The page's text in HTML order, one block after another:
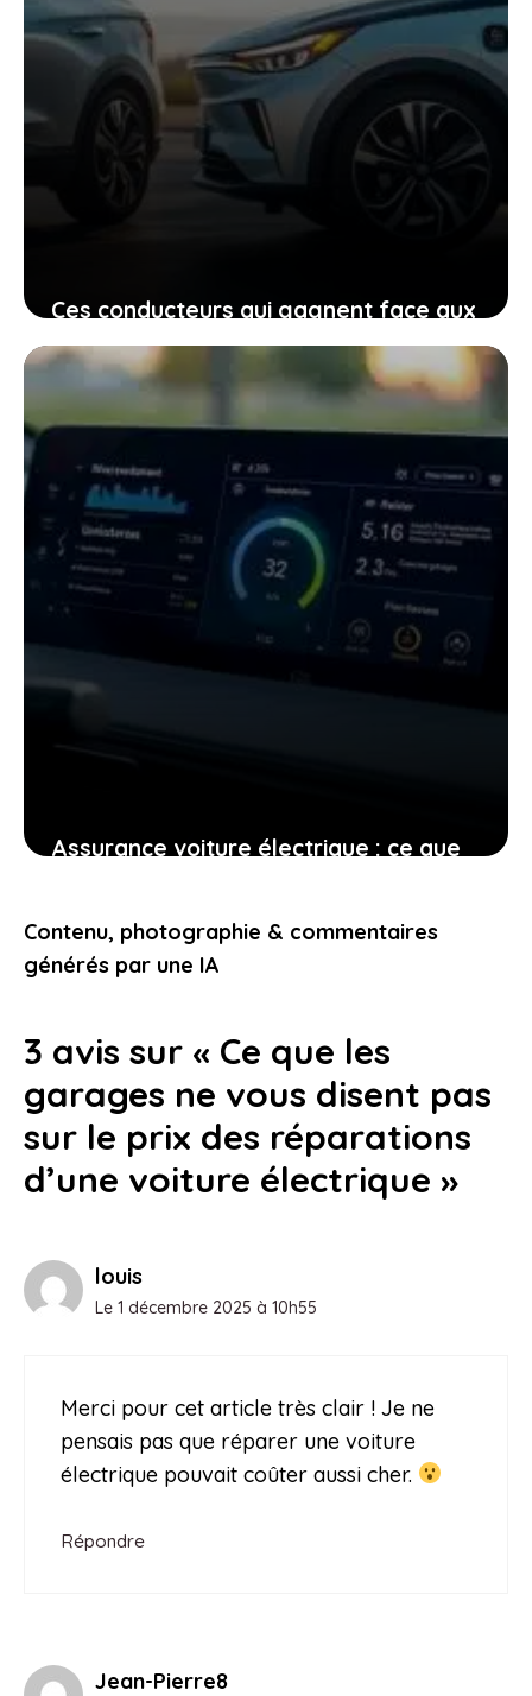
Ces conducteurs qui gagnent face aux
constructeurs pour autonomie trop
faible, ce que vous devez comprendre
avant d’acheter
15 janvier 2026
Assurance voiture électrique : ce que
impérativement comprendre cette
année
Contenu, photographie & commentaires
générés par une IA
3 avis sur « Ce que les
garages ne vous disent pas
sur le prix des réparations
d’une voiture électrique »
louis
Le 1 décembre 2025 à 10h55
Merci pour cet article très clair ! Je ne
pensais pas que réparer une voiture
électrique pouvait coûter aussi cher.
Répondre
Jean-Pierre8